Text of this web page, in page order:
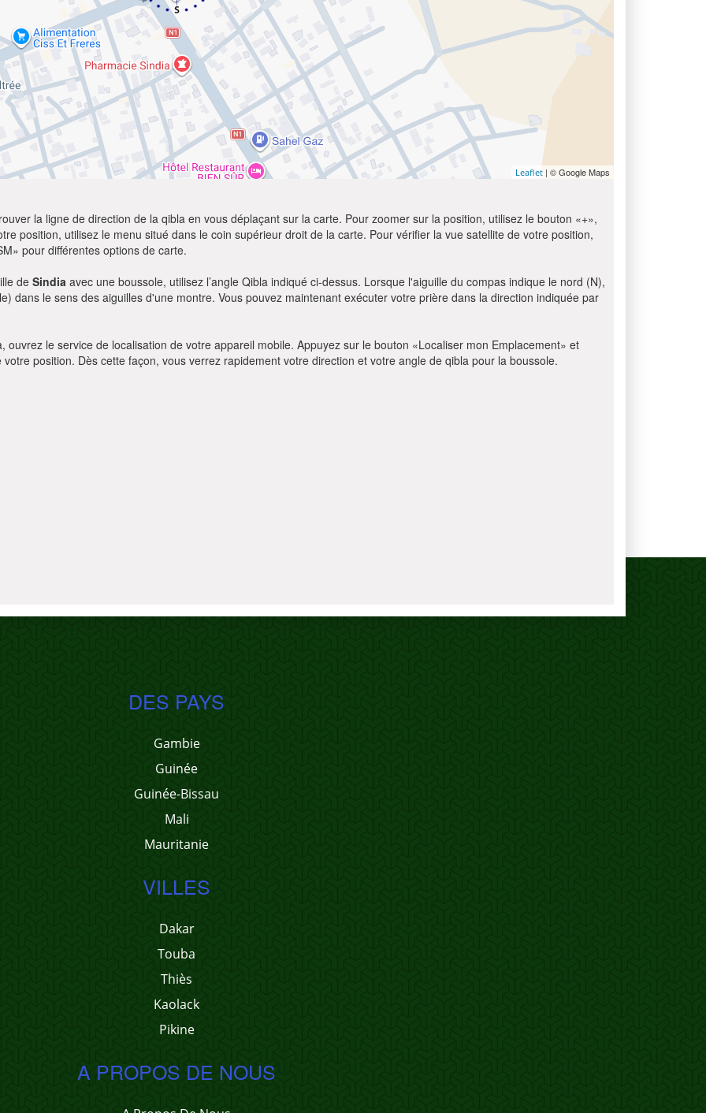
Leaflet | © Google Maps
la ligne de direction de la qibla en vous déplaçant sur la carte. Pour zoomer sur la position, utilisez le bouton «+»,
position, utilisez le menu situé dans le coin supérieur droit de la carte. Pour vérifier la vue satellite de votre position,
pour différentes options de carte.
de Sindia avec une boussole, utilisez l’angle Qibla indiqué ci-dessus. Lorsque l'aiguille du compas indique le nord (N),
dans le sens des aiguilles d'une montre. Vous pouvez maintenant exécuter votre prière dans la direction indiquée par
le service de localisation de votre appareil mobile. Appuyez sur le bouton «Localiser mon Emplacement» et
position. Dès cette façon, vous verrez rapidement votre direction et votre angle de qibla pour la boussole.
DES PAYS
Gambie
Guinée
Guinée-Bissau
Mali
Mauritanie
VILLES
Dakar
Touba
Thiès
Kaolack
Pikine
A PROPOS DE NOUS